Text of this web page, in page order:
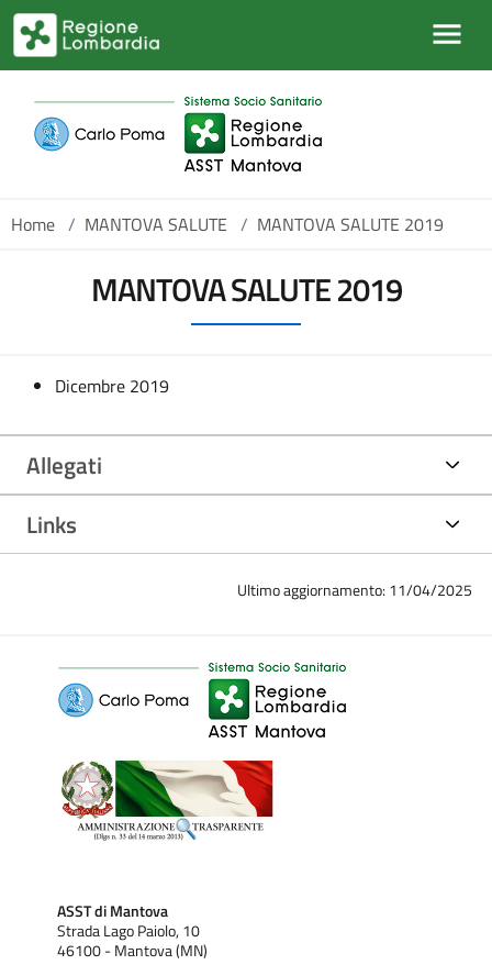
Salta al contenuto principale
Home / MANTOVA SALUTE / MANTOVA SALUTE 2019
MANTOVA SALUTE 2019
Dicembre 2019
Allegati
Links
Ultimo aggiornamento: 11/04/2025
ASST di Mantova
Strada Lago Paiolo, 10
46100 - Mantova (MN)